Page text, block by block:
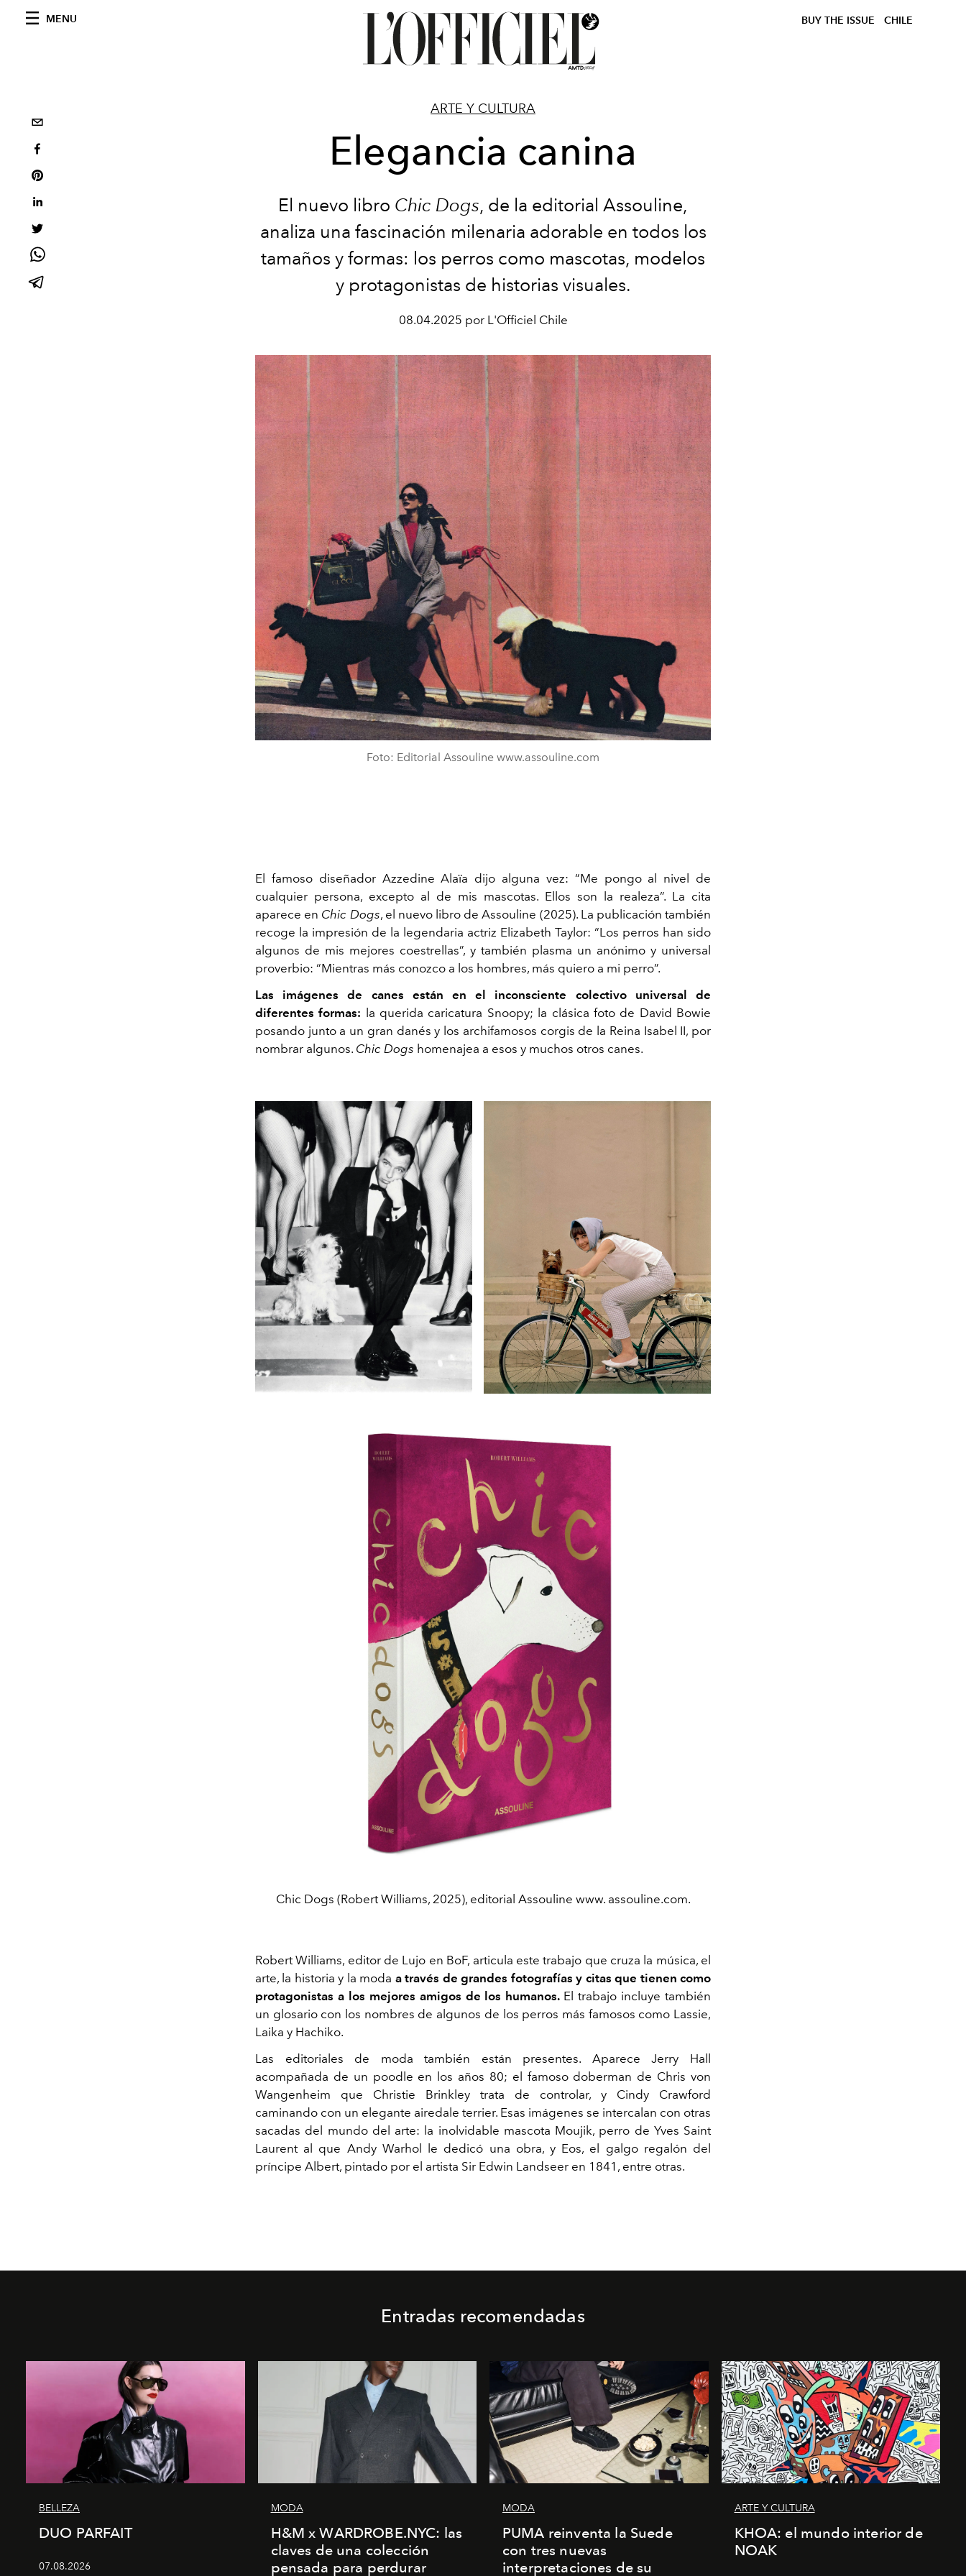
MENU BUY THE ISSUE CHILE
ARTE Y CULTURA
Elegancia canina
El nuevo libro Chic Dogs, de la editorial Assouline,
analiza una fascinación milenaria adorable en todos los
tamaños y formas: los perros como mascotas, modelos
y protagonistas de historias visuales.
08.04.2025 por L'Officiel Chile
Foto: Editorial Assouline www.assouline.com
El famoso diseñador Azzedine Alaïa dijo alguna vez: “Me pongo al nivel de
cualquier persona, excepto al de mis mascotas. Ellos son la realeza”. La cita
aparece en Chic Dogs, el nuevo libro de Assouline (2025). La publicación también
recoge la impresión de la legendaria actriz Elizabeth Taylor: “Los perros han sido
algunos de mis mejores coestrellas”, y también plasma un anónimo y universal
proverbio: “Mientras más conozco a los hombres, más quiero a mi perro”.
Las imágenes de canes están en el inconsciente colectivo universal de
diferentes formas: la querida caricatura Snoopy; la clásica foto de David Bowie
posando junto a un gran danés y los archifamosos corgis de la Reina Isabel II, por
nombrar algunos. Chic Dogs homenajea a esos y muchos otros canes.
Chic Dogs (Robert Williams, 2025), editorial Assouline www. assouline.com.
Robert Williams, editor de Lujo en BoF, articula este trabajo que cruza la música, el
arte, la historia y la moda a través de grandes fotografías y citas que tienen como
protagonistas a los mejores amigos de los humanos. El trabajo incluye también
un glosario con los nombres de algunos de los perros más famosos como Lassie,
Laika y Hachiko.
Las editoriales de moda también están presentes. Aparece Jerry Hall
acompañada de un poodle en los años 80; el famoso doberman de Chris von
Wangenheim que Christie Brinkley trata de controlar, y Cindy Crawford
caminando con un elegante airedale terrier. Esas imágenes se intercalan con otras
sacadas del mundo del arte: la inolvidable mascota Moujik, perro de Yves Saint
Laurent al que Andy Warhol le dedicó una obra, y Eos, el galgo regalón del
príncipe Albert, pintado por el artista Sir Edwin Landseer en 1841, entre otras.
Entradas recomendadas
BELLEZA
DUO PARFAIT
07.08.2026
MODA
H&M x WARDROBE.NYC: las
claves de una colección
pensada para perdurar
MODA
PUMA reinventa la Suede
con tres nuevas
interpretaciones de su
ARTE Y CULTURA
KHOA: el mundo interior de
NOAK